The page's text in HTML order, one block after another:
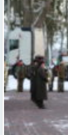
Zemessardzes 22.
komandiera